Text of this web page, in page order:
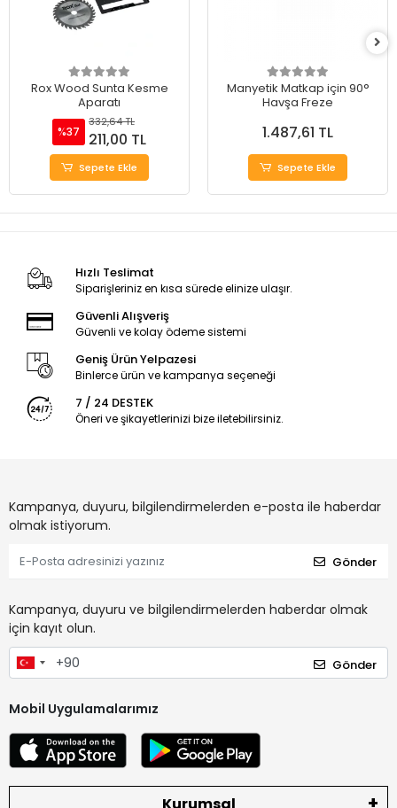
Rox Wood Sunta Kesme
Aparatı
%37
332,64 TL
211,00 TL
Sepete Ekle
Manyetik Matkap için 90°
Havşa Freze
1.487,61 TL
Sepete Ekle
Hızlı Teslimat
Siparişleriniz en kısa sürede elinize ulaşır.
Güvenli Alışveriş
Güvenli ve kolay ödeme sistemi
Geniş Ürün Yelpazesi
Binlerce ürün ve kampanya seçeneği
7 / 24 DESTEK
Öneri ve şikayetlerinizi bize iletebilirsiniz.
Kampanya, duyuru, bilgilendirmelerden e-posta ile haberdar
olmak istiyorum.
Gönder
Kampanya, duyuru ve bilgilendirmelerden haberdar olmak
için kayıt olun.
Gönder
Mobil Uygulamalarımız